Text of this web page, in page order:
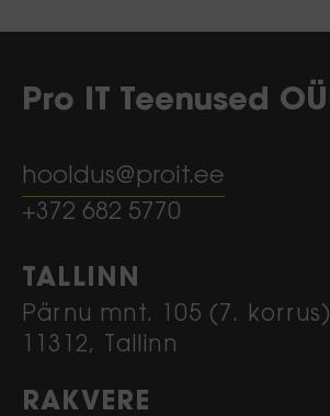
Pro IT Teenused OÜ
hooldus@proit.ee
+372 682 5770
TALLINN
Pärnu mnt. 105 (7. korrus)
11312, Tallinn
RAKVERE